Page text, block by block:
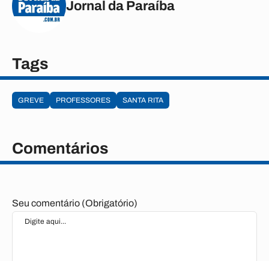
Jornal da Paraíba
Tags
GREVE PROFESSORES SANTA RITA
Comentários
Seu comentário (Obrigatório)